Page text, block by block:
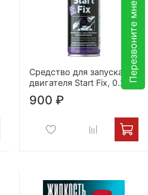
Перезвоните мне
Средство для запуска
двигателя Start Fix, 0.2 л
900 ₽